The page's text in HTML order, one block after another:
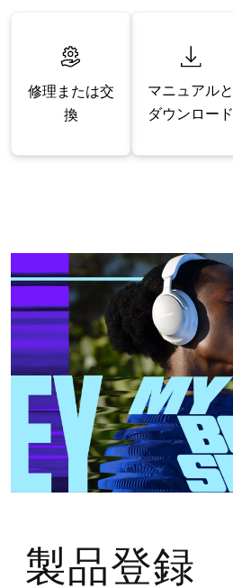
修理または交
換
マニュアルと
ダウンロード
製品登録